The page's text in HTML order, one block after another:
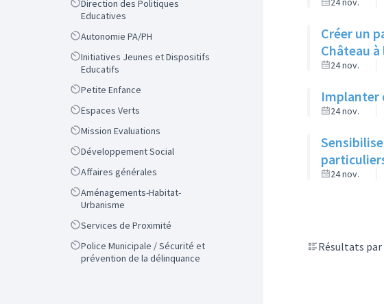
Scope
Direction des Politiques
Educatives
ScopeAutonomie PA/PH
Scope
Initiatives Jeunes et Dispositifs
Educatifs
ScopePetite Enfance
ScopeEspaces Verts
ScopeMission Evaluations
ScopeDéveloppement Social
ScopeAffaires générales
Scope
Aménagements-Habitat-
Urbanisme
ScopeServices de Proximité
Scope
Police Municipale / Sécurité et
prévention de la délinquance
Créer un
Château à
24 nov.
Implanter
24 nov.
24 nov.
Résultats par